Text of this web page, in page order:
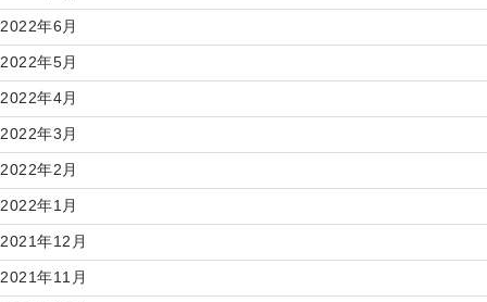
2022年6月
2022年5月
2022年4月
2022年3月
2022年2月
2022年1月
2021年12月
2021年11月